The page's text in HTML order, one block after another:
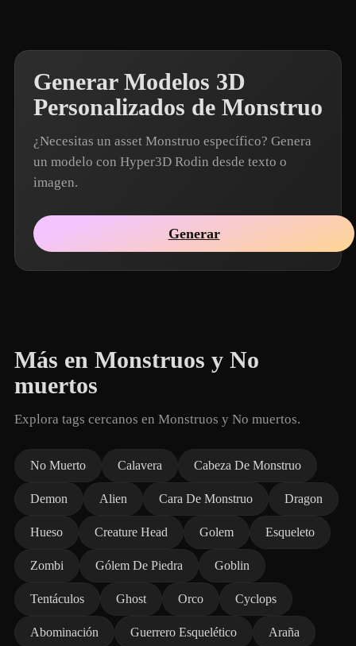
Generar Modelos 3D
Personalizados de Monstruo
¿Necesitas un asset Monstruo específico? Genera
un modelo con Hyper3D Rodin desde texto o
imagen.
Generar
Más en Monstruos y No
muertos
Explora tags cercanos en Monstruos y No muertos.
No Muerto Calavera Cabeza De Monstruo
Demon Alien Cara De Monstruo Dragon
Hueso Creature Head Golem Esqueleto
Zombi Gólem De Piedra Goblin
Tentáculos Ghost Orco Cyclops
Abominación Guerrero Esquelético Araña